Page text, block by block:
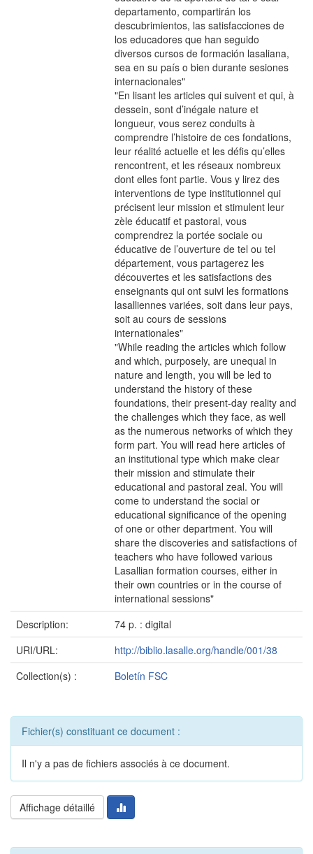
departamento, compartirán los
descubrimientos, las satisfacciones de
los educadores que han seguido
diversos cursos de formación lasaliana,
sea en su país o bien durante sesiones
internacionales"
"En lisant les articles qui suivent et qui, à
dessein, sont d’inégale nature et
longueur, vous serez conduits à
comprendre l’histoire de ces fondations,
leur réalité actuelle et les défis qu’elles
rencontrent, et les réseaux nombreux
dont elles font partie. Vous y lirez des
interventions de type institutionnel qui
précisent leur mission et stimulent leur
zèle éducatif et pastoral, vous
comprendrez la portée sociale ou
éducative de l’ouverture de tel ou tel
département, vous partagerez les
découvertes et les satisfactions des
enseignants qui ont suivi les formations
lasalliennes variées, soit dans leur pays,
soit au cours de sessions
internationales"
"While reading the articles which follow
and which, purposely, are unequal in
nature and length, you will be led to
understand the history of these
foundations, their present-day reality and
the challenges which they face, as well
as the numerous networks of which they
form part. You will read here articles of
an institutional type which make clear
their mission and stimulate their
educational and pastoral zeal. You will
come to understand the social or
educational significance of the opening
of one or other department. You will
share the discoveries and satisfactions of
teachers who have followed various
Lasallian formation courses, either in
their own countries or in the course of
international sessions"
Description:
74 p. : digital
URI/URL:
http://biblio.lasalle.org/handle/001/38
Collection(s) :
Boletín FSC
Fichier(s) constituant ce document :
Il n'y a pas de fichiers associés à ce document.
Affichage détaillé